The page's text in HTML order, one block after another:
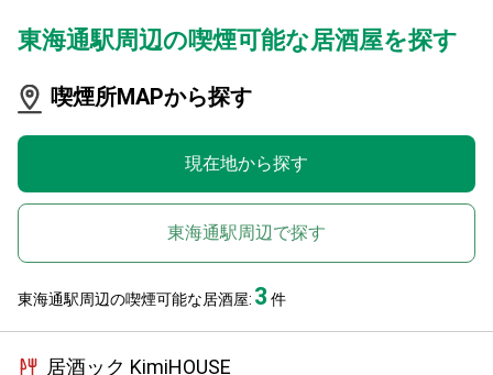
東海通駅周辺の喫煙可能な居酒屋を探す
喫煙所MAPから探す
現在地から探す
東海通駅周辺で探す
東海通駅周辺の喫煙可能な居酒屋: 3 件
居酒ック KimiHOUSE